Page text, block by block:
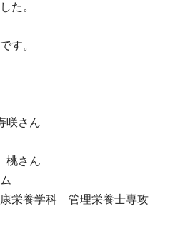
た。
す。
さん
さん
栄養学科 管理栄養士専攻